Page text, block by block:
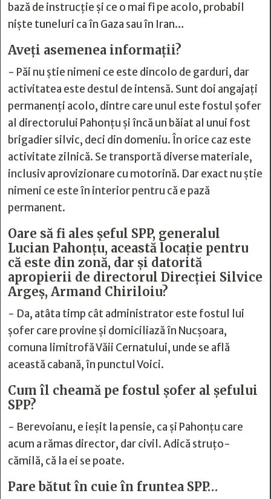
bază de instrucție și ce o mai fi pe acolo, probabil
niște tuneluri ca în Gaza sau în Iran…
Aveți asemenea informații?
- Păi nu știe nimeni ce este dincolo de garduri, dar
activitatea este destul de intensă. Sunt doi angajați
permanenți acolo, dintre care unul este fostul șofer
al directorului Pahonțu și încă un băiat al unui fost
brigadier silvic, deci din domeniu. În orice caz este
activitate zilnică. Se transportă diverse materiale,
inclusiv aprovizionare cu motorină. Dar exact nu știe
nimeni ce este în interior pentru că e pază
permanent.
Oare să fi ales șeful SPP, generalul
Lucian Pahonțu, această locație pentru
că este din zonă, dar și datorită
apropierii de directorul Direcției Silvice
Argeș, Armand Chiriloiu?
- Da, atâta timp cât administrator este fostul lui
șofer care provine și domiciliază în Nucșoara,
comuna limitrofă Văii Cernatului, unde se află
această cabană, în punctul Voici.
Cum îl cheamă pe fostul șofer al șefului
SPP?
- Berevoianu, e ieșit la pensie, ca și Pahonțu care
acum a rămas director, dar civil. Adică struțo-
cămilă, că la ei se poate.
Pare bătut în cuie în fruntea SPP…